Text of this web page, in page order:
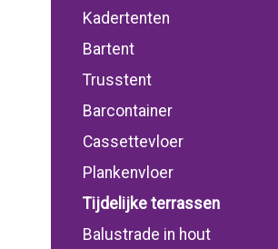
Kadertenten
Bartent
Trusstent
Barcontainer
Cassettevloer
Plankenvloer
Tijdelijke terrassen
Balustrade in hout